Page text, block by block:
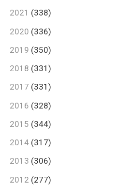
2021 (338)
2020 (336)
2019 (350)
2018 (331)
2017 (331)
2016 (328)
2015 (344)
2014 (317)
2013 (306)
2012 (277)